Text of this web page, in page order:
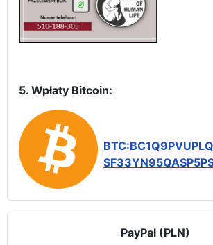
5. Wpłaty Bitcoin:
PayPal (PLN)